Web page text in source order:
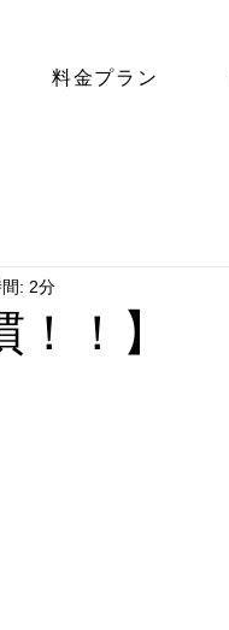
料金プラン
！！】
: 2分